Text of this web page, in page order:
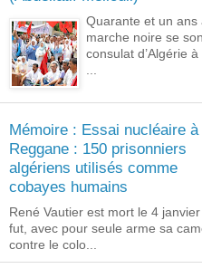
Quarante et un ans
marche noire se
consulat d’Algérie
...
Mémoire : Essai nucléaire à
Reggane : 150 prisonniers
algériens utilisés comme
cobayes humains
René Vautier est mort le 4
fut, avec pour seule arme sa
contre le colo...